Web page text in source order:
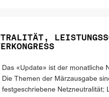
Das «Update» ist der monatliche
Die Themen der Märzausgabe
festgeschriebene Netzneutralität;